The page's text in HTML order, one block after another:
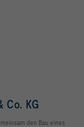
Co. KG
den Bau eines